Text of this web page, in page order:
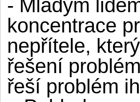
- Mladým
koncentrace
nepřítele,
řešení
řeší problém